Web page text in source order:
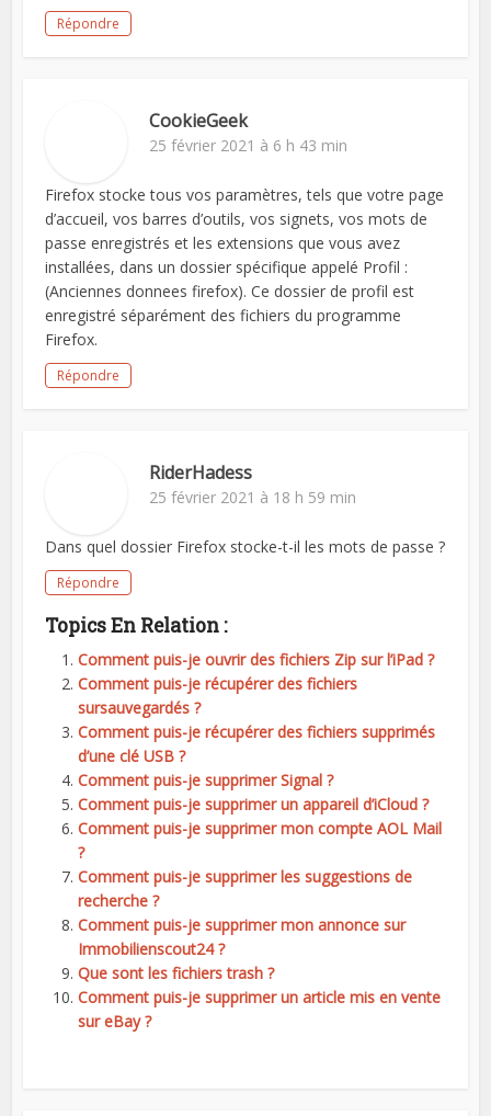
Répondre
CookieGeek
25 février 2021 à 6 h 43 min
Firefox stocke tous vos paramètres, tels que votre page
d’accueil, vos barres d’outils, vos signets, vos mots de
passe enregistrés et les extensions que vous avez
installées, dans un dossier spécifique appelé Profil :
(Anciennes donnees firefox). Ce dossier de profil est
enregistré séparément des fichiers du programme
Firefox.
Répondre
RiderHadess
25 février 2021 à 18 h 59 min
Dans quel dossier Firefox stocke-t-il les mots de passe ?
Répondre
Topics En Relation :
Comment puis-je ouvrir des fichiers Zip sur l’iPad ?
Comment puis-je récupérer des fichiers
sursauvegardés ?
Comment puis-je récupérer des fichiers supprimés
d’une clé USB ?
Comment puis-je supprimer Signal ?
Comment puis-je supprimer un appareil d’iCloud ?
Comment puis-je supprimer mon compte AOL Mail
?
Comment puis-je supprimer les suggestions de
recherche ?
Comment puis-je supprimer mon annonce sur
Immobilienscout24 ?
Que sont les fichiers trash ?
Comment puis-je supprimer un article mis en vente
sur eBay ?